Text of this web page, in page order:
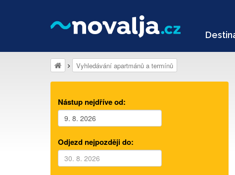
Vyhledávání apartmánů a termínů
Nástup nejdříve od:
Odjezd nejpozději do: